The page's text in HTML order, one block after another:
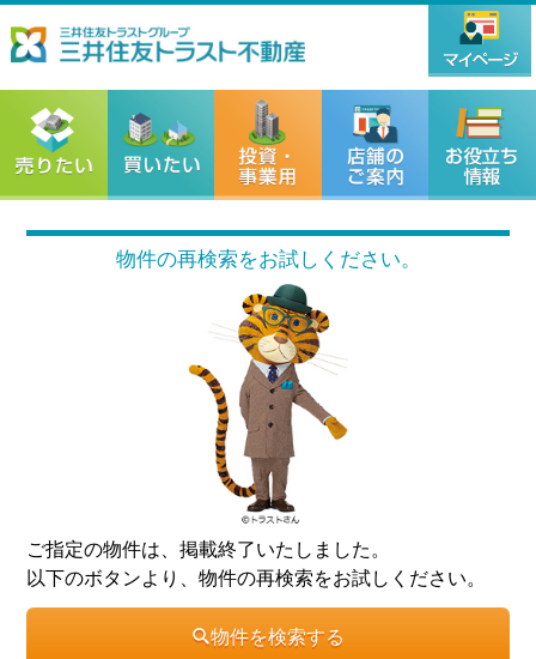
物件の再検索をお試しください。
ご指定の物件は、掲載終了いたしました。
以下のボタンより、物件の再検索をお試しください。
物件を検索する